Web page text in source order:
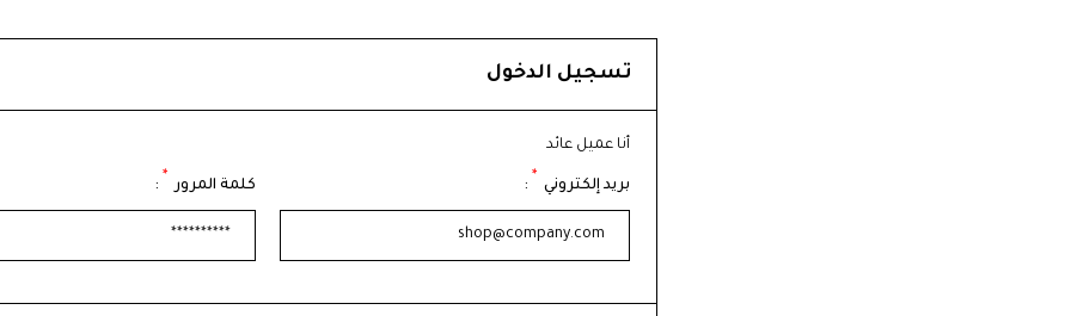
تسجيل الدخول
أنا عميل عائد
بريد إلكتروني *
: كلمة المرور *
: